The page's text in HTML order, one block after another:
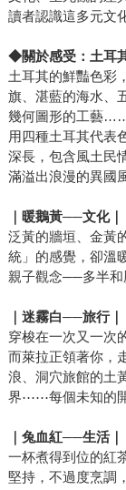
讀者認識這多元文
◆關於感受：土耳
土耳其的鮮豔色彩
旗、湛藍的海水、
幾何圖形的工藝
用四種土耳其代表
深長，包含風土民
滿溢出浪漫的異國
｜暖鵝黃──文化｜
泛黃的牆垣、金黃
統」的感覺，卻溫
親子觀念──多半和
｜迷霧白──旅行｜
穿梭在一次又一次
而萊拉正領著你，
浪、洞穴旅館的土
界⋯⋯每個未知的開
｜兔血紅──生活｜
一杯煮得到位的紅
堅持，不過度烹調